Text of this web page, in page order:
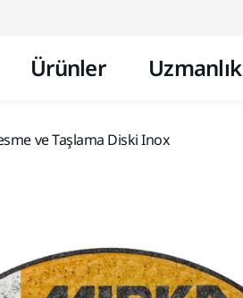
Ürünler Uzmanlık
ve Taşlama Diski Inox